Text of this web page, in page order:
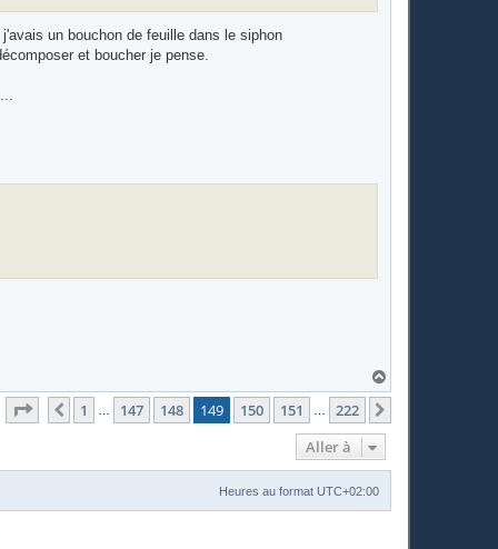
un bouchon de feuille dans le siphon
et boucher je pense.
a
t
Page 149 sur222
Précédente
1 147 148 149 150 151 222
Aller à
Heures au format UTC+02:00